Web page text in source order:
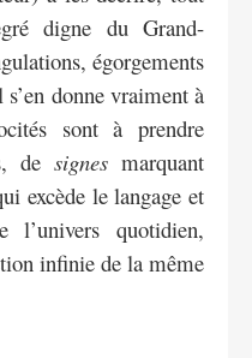
digne du Grand-
égorgements
donne vraiment à
sont à prendre
de signesmarquant
excède le langage et
l’univers quotidien,
infinie de la même